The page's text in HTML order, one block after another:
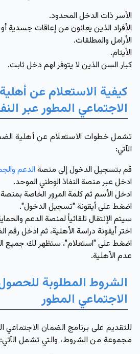
الأسر ذات الدخل المحدود.
الأفراد الذين يعانون من إعاقات جسدية
الأرامل والمطلقات.
الأيتام.
كبار السن الذين لا يتوفر لهم دخل ثابت.
كيفية الاستعلام عن
الاجتماعي المطور عبر
تشمل خطوات الاستعلام عن أهلية
الآتي:
قم بتسجيل الدخول إلى منصة الدعم
ادخل عبر منصة النفاذ الوطني الموحد.
ادخل الأسم ثم كلمة المرور الخاصة
اضغط على أيقونة "تسجيل الدخول".
سيتم الإنتقال تلقائياً لمنصة الدعم
اختر أيقونة دراسة الأهلية، ثم ادخل رقم
اضغط على "استعلام"، ستظهر لك جميع
عدم الأهلية.
الشروط المطلوبة
الاجتماعي المطور
للتقديم على برنامج الضمان الاجتماعي
مجموعة من الشروط، والتي تشمل الآتي: